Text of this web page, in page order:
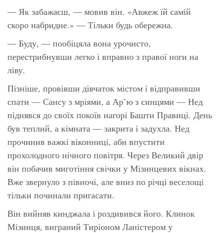
— Як забажаєш, — мовив він. «Авжеж їй самій
скоро набридне.» — Тільки будь обережна.
— Буду, — пообіцяла вона урочисто,
перестрибнувши легко і вправно з правої ноги на
ліву.
Пізніше, провівши дівчаток містом і відправивши
спати — Сансу з мріями, а Ар’ю з синцями — Нед
піднявся до своїх покоїв нагорі Башти Правиці. День
був теплий, а кімната — закрита і задухла. Нед
прочинив важкі віконниці, аби впустити
прохолодного нічного повітря. Через Великий двір
він побачив миготіння свічки у Мізинцевих вікнах.
Вже звернуло з півночі, але вниз по річці веселощі
тільки починали пригасати.
Він вийняв кинджала і роздивився його. Клинок
Мізинця, виграний Тиріоном Ланістером у